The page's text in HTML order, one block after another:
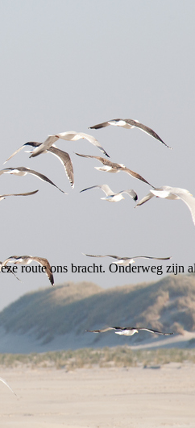
route ons bracht. Onderweg zijn